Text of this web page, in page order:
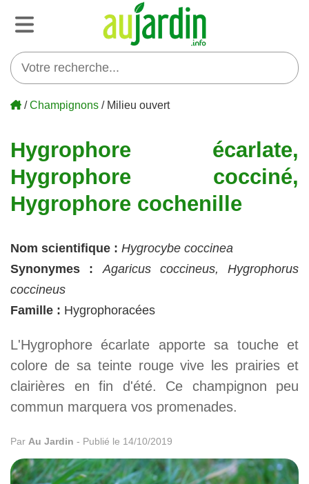
/Champignons / Milieu ouvert
Hygrophore écarlate,
Hygrophore cocciné,
Hygrophore cochenille
Nom scientifique : Hygrocybe coccinea
Synonymes :
Agaricus coccineus, Hygrophorus
coccineus
Famille : Hygrophoracées
L'Hygrophore écarlate apporte sa touche et
colore de sa teinte rouge vive les prairies et
clairières en fin d'été. Ce champignon peu
commun marquera vos promenades.
Par Au Jardin - Publié le 14/10/2019